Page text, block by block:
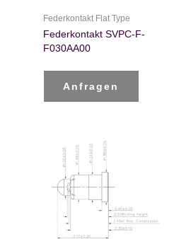
Federkontakt Flat Type
Federkontakt SVPC-F-
F030AA00
Anfragen